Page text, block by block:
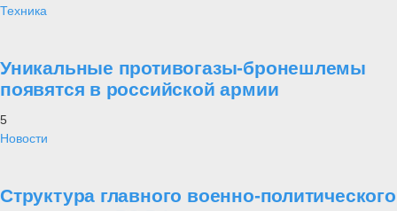
Техника
Уникальные противогазы-бронешлемы
появятся в российской армии
5
Новости
Структура главного военно-политического